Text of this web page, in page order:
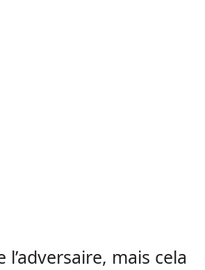
l’adversaire, mais cela